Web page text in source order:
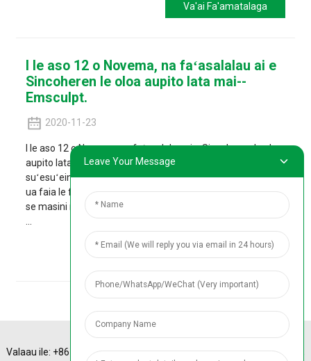
Va'ai Fa'amatalaga
I le aso 12 o Novema, na faʻasalalau ai e
Sincoheren le oloa aupito lata mai--
Emsculpt.
2020-11-23
I le aso 12 o Novema, na faʻasalalau ai e Sincoheren le oloa
aupito lata mai--Emsculpt. O lenei kamupani masini o loʻo
suʻesuʻeina ma atinaʻe lenei masini mo le lua tausaga ma
ua faia le faitau afe o suʻega falemaʻi, naʻo le atinaʻeina o
se masini matagofie e sili atu ona fetaui ma le faʻaaogaina
Va'ai Fa'amatalaga
Valaau ile: +86
A-4 Sinotrans Plaza,
Leave Your Message